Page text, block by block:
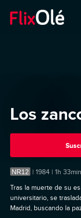
Los
NR12 | 1984 | 1h
Tras la muerte de su
universitario, se
Madrid, buscando la